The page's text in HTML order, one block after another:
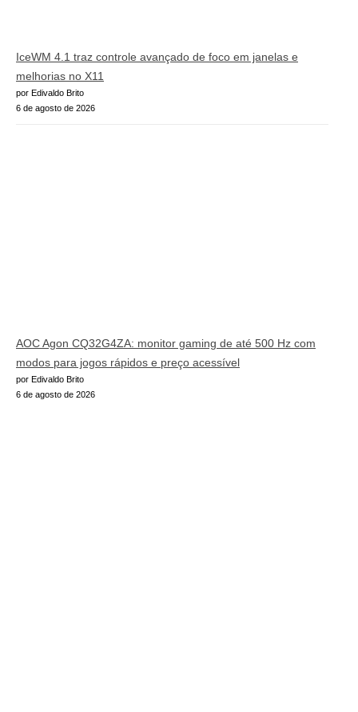
IceWM 4.1 traz controle avançado de foco em janelas e
melhorias no X11
por Edivaldo Brito
6 de agosto de 2026
AOC Agon CQ32G4ZA: monitor gaming de até 500 Hz com
modos para jogos rápidos e preço acessível
por Edivaldo Brito
6 de agosto de 2026